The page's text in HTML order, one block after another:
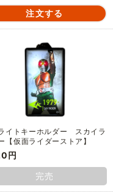
イトキーホルダー スカイラ
【仮面ライダーストア】
円
完売